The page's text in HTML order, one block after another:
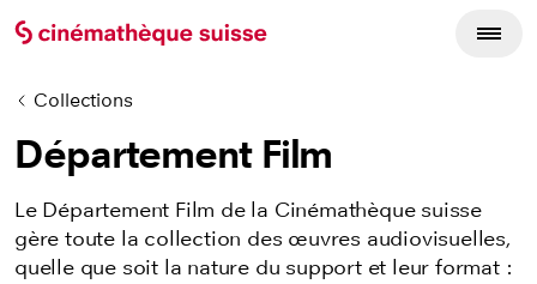
Collections
Département Film
Le Département Film de la Cinémathèque suisse
gère toute la collection des œuvres audiovisuelles,
quelle que soit la nature du support et leur format :